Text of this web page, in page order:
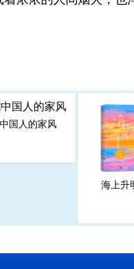
中国人的家风
海上升